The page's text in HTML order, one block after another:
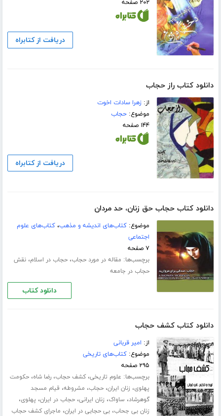
۲۰۲ صفحه
دریافت از کتابراه
دانلود کتاب راز حجاب
از:زهرا سادات اخوت
موضوع:حجاب
۱۴۴ صفحه
دریافت از کتابراه
دانلود کتاب حجاب حق زنان، حد مردان
موضوع:کتاب‌های اندیشه و مذهب،کتاب‌های علوم
اجتماعی
۷ صفحه
برچسب‌ها: مقاله در مورد حجاب،حجاب در اسلام،نقش
حجاب در جامعه
دانلود کتاب
دانلود کتاب کشف حجاب
از: امیر قربانی
موضوع:کتاب‌های تاریخی
۲۹۵ صفحه
برچسب‌ها: علوم تاریخی،کشف حجاب،رضا شاه،حکومت
پهلوی، زنان ایران،حجاب، مشروطه، قیام مسجد
گوهرشاد، ساواک، زنان ایرانی،حجاب در ایران، پهلوی،
زنان بی جحاب،بی حجابی در ایران، ماجرای کشف حجاب